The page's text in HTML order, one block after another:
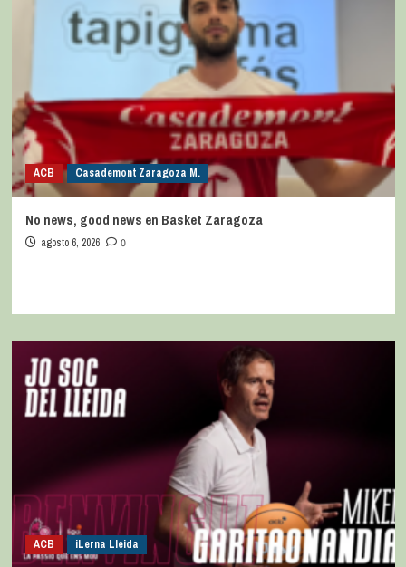
ACB Casademont Zaragoza M.
No news, good news en Basket Zaragoza
agosto 6, 2026 0
ACB iLerna Lleida